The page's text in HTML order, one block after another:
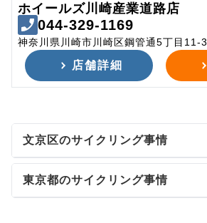
ホイールズ川崎産業道路店
044-329-1169
神奈川県川崎市川崎区鋼管通5丁目11-3
店舗詳細
文京区のサイクリング事情
東京都のサイクリング事情